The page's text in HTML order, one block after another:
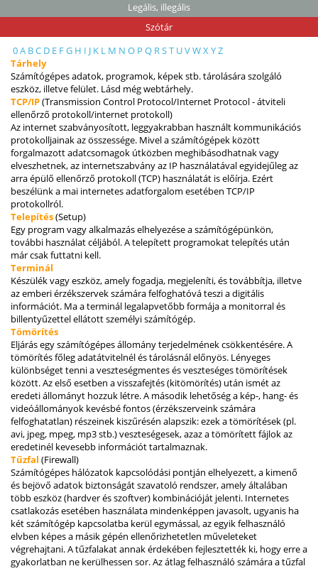
Legális, illegális
Szótár
0A BC D E FG H I J K L M N O P Q RST UVWXYZ
Tárhely
Számítógépes adatok, programok, képek stb. tárolására szolgáló
eszköz, illetve felület. Lásd még webtárhely.
TCP/IP(Transmission Control Protocol/Internet Protocol - átviteli
ellenőrző protokoll/internet protokoll)
Az internet szabványosított, leggyakrabban használt kommunikációs
protokolljainak az összessége. Mivel a számítógépek között
forgalmazott adatcsomagok útközben meghibásodhatnak vagy
elveszhetnek, az internetszabvány az IP használatával egyidejűleg az
arra épülő ellenőrző protokoll (TCP) használatát is előírja. Ezért
beszélünk a mai internetes adatforgalom esetében TCP/IP
protokollról.
Telepítés(Setup)
Egy program vagy alkalmazás elhelyezése a számítógépünkön,
további használat céljából. A telepített programokat telepítés után
már csak futtatni kell.
Terminál
Készülék vagy eszköz, amely fogadja, megjeleníti, és továbbítja, illetve
az emberi érzékszervek számára felfoghatóvá teszi a digitális
információt. Ma a terminál legalapvetőbb formája a monitorral és
billentyűzettel ellátott személyi számítógép.
Tömörítés
Eljárás egy számítógépes állomány terjedelmének csökkentésére. A
tömörítés főleg adatátvitelnél és tárolásnál előnyös. Lényeges
különbséget tenni a veszteségmentes és veszteséges tömörítések
között. Az első esetben a visszafejtés (kitömörítés) után ismét az
eredeti állományt hozzuk létre. A második lehetőség a kép-, hang- és
videóállományok kevésbé fontos (érzékszerveink számára
felfoghatatlan) részeinek kiszűrésén alapszik: ezek a tömörítések (pl.
avi, jpeg, mpeg, mp3 stb.) veszteségesek, azaz a tömörített fájlok az
eredetinél kevesebb információt tartalmaznak.
Tűzfal (Firewall)
Számítógépes hálózatok kapcsolódási pontján elhelyezett, a kimenő
és bejövő adatok biztonságát szavatoló rendszer, amely általában
több eszköz (hardver és szoftver) kombinációját jelenti. Internetes
csatlakozás esetében használata mindenképpen javasolt, ugyanis ha
két számítógép kapcsolatba kerül egymással, az egyik felhasználó
elvben képes a másik gépén ellenőrizhetetlen műveleteket
végrehajtani. A tűzfalakat annak érdekében fejlesztették ki, hogy erre a
gyakorlatban ne kerülhessen sor. Az átlag felhasználó számára a tűzfal